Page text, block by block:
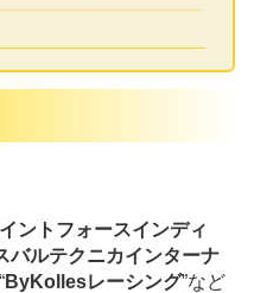
ントフォースインディ
バルテクニカインターナ
ByKollesレーシング”など